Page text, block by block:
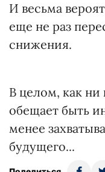
И весьма
еще не раз
снижения.
В целом, как ни
обещает быть
менее
будущего...